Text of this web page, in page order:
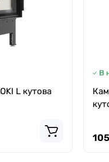
L кутова
В